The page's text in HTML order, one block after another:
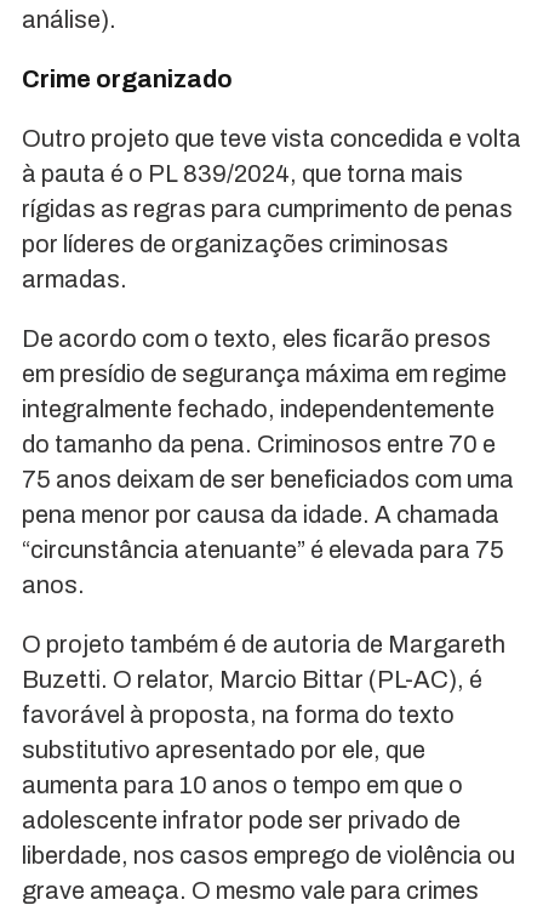
análise).
Crime organizado
Outro projeto que teve vista concedida e volta
à pauta é o PL 839/2024, que torna mais
rígidas as regras para cumprimento de penas
por líderes de organizações criminosas
armadas.
De acordo com o texto, eles ficarão presos
em presídio de segurança máxima em regime
integralmente fechado, independentemente
do tamanho da pena. Criminosos entre 70 e
75 anos deixam de ser beneficiados com uma
pena menor por causa da idade. A chamada
“circunstância atenuante” é elevada para 75
anos.
O projeto também é de autoria de Margareth
Buzetti. O relator, Marcio Bittar (PL-AC), é
favorável à proposta, na forma do texto
substitutivo apresentado por ele, que
aumenta para 10 anos o tempo em que o
adolescente infrator pode ser privado de
liberdade, nos casos emprego de violência ou
grave ameaça. O mesmo vale para crimes